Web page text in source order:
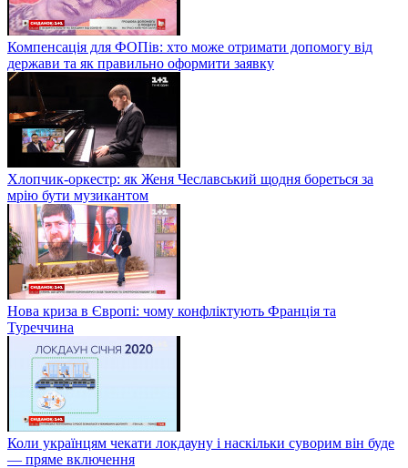
Компенсація для ФОПів: хто може отримати допомогу від
держави та як правильно оформити заявку
Хлопчик-оркестр: як Женя Чеславський щодня бореться за
мрію бути музикантом
Нова криза в Європі: чому конфліктують Франція та
Туреччина
Коли українцям чекати локдауну і наскільки суворим він буде
— пряме включення